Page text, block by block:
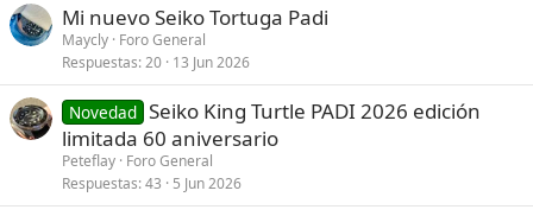
Mi nuevo Seiko Tortuga Padi
Maycly Foro General
Respuestas 20 13 Jun 2026
Novedad Seiko King Turtle PADI 2026 edición
limitada 60 aniversario
Peteflay Foro General
Respuestas 43 5 Jun 2026